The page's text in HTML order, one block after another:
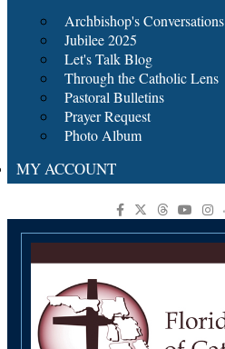
Archbishop's Conversations
Jubilee 2025
Let's Talk Blog
Through the Catholic Lens
Pastoral Bulletins
Prayer Request
Photo Album
MY ACCOUNT